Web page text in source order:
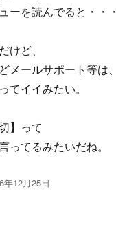
ーを読んでると・・・
けど、
メールサポート等は、
てイイみたい。
】って
ってるみたいだね。
年12月25日